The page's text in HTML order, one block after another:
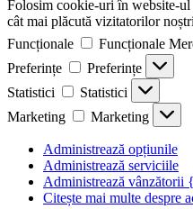
Folosim cookie-uri în website-
cât mai plăcută vizitatorilor
Funcționale
Funcționale
Preferințe
Preferințe
Statistici
Statistici
Marketing
Marketing
Administrează opțiunile
Administrează serviciile
Administrează vânzătorii
Citește mai multe despre